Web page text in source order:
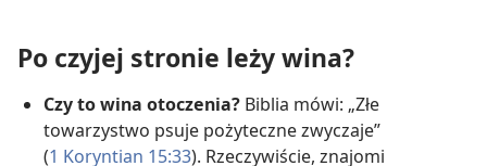
Po czyjej stronie leży wina?
Czy to wina otoczenia? Biblia mówi: „Złe
towarzystwo psuje pożyteczne zwyczaje”
(1 Koryntian 15:33). Rzeczywiście, znajomi